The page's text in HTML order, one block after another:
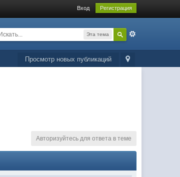
Вход Регистрация
Эта тема
Просмотр новых публикаций
Авторизуйтесь для ответа в теме